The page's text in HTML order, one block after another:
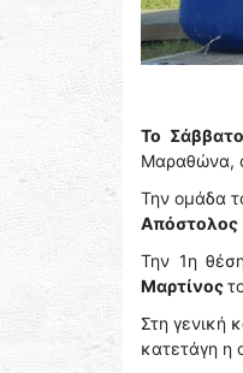
Το
Μαραθώνα,
Την ομάδα
Απόστολος
Την 1η
Μαρτίνος
Στη γενική
κατετάγη η